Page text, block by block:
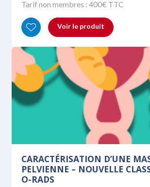
Tarif non membres : 400€ TTC
Voir le produit
CARACTÉRISATION D’UNE
PELVIENNE – NOUVELLE
O-RADS